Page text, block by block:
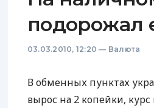
подорожал
03.03.2010, 12:20 — Валюта
В обменных пунктах
вырос на 2 копейки,